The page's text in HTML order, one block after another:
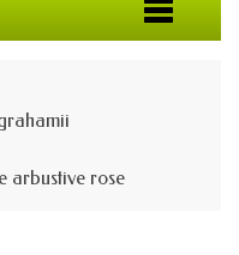
arbustive rose